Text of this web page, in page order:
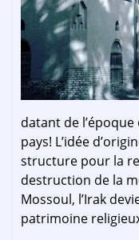
datant de
pays! L’idée
structure pour la
destruction de la
Mossoul, l’Irak
patrimoine